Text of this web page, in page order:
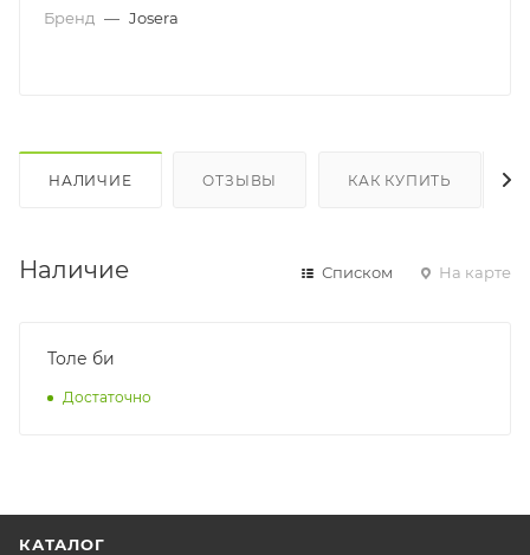
Бренд — Josera
НАЛИЧИЕ ОТЗЫВЫ КАК КУПИТЬ
Наличие Списком На карте
Толе би
Достаточно
КАТАЛОГ